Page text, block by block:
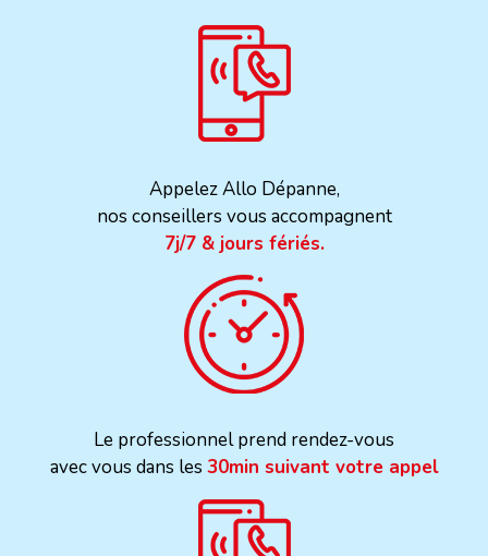
Appelez Allo Dépanne,
nos conseillers vous accompagnent
7j/7 & jours fériés.
Le professionnel prend rendez-vous
avec vous dans les 30min suivant votre appel